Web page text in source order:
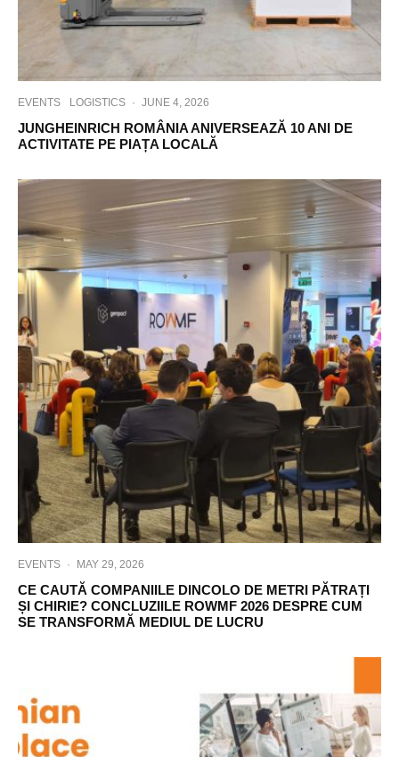
EVENTS LOGISTICS · JUNE 4, 2026
JUNGHEINRICH ROMÂNIA ANIVERSEAZĂ 10 ANI DE
ACTIVITATE PE PIAȚA LOCALĂ
EVENTS · MAY 29, 2026
CE CAUTĂ COMPANIILE DINCOLO DE METRI PĂTRAȚI
ȘI CHIRIE? CONCLUZIILE ROWMF 2026 DESPRE CUM
SE TRANSFORMĂ MEDIUL DE LUCRU